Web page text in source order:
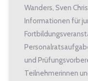
Wanders, Sven
Informationen für
und
Teilnehmerinnen